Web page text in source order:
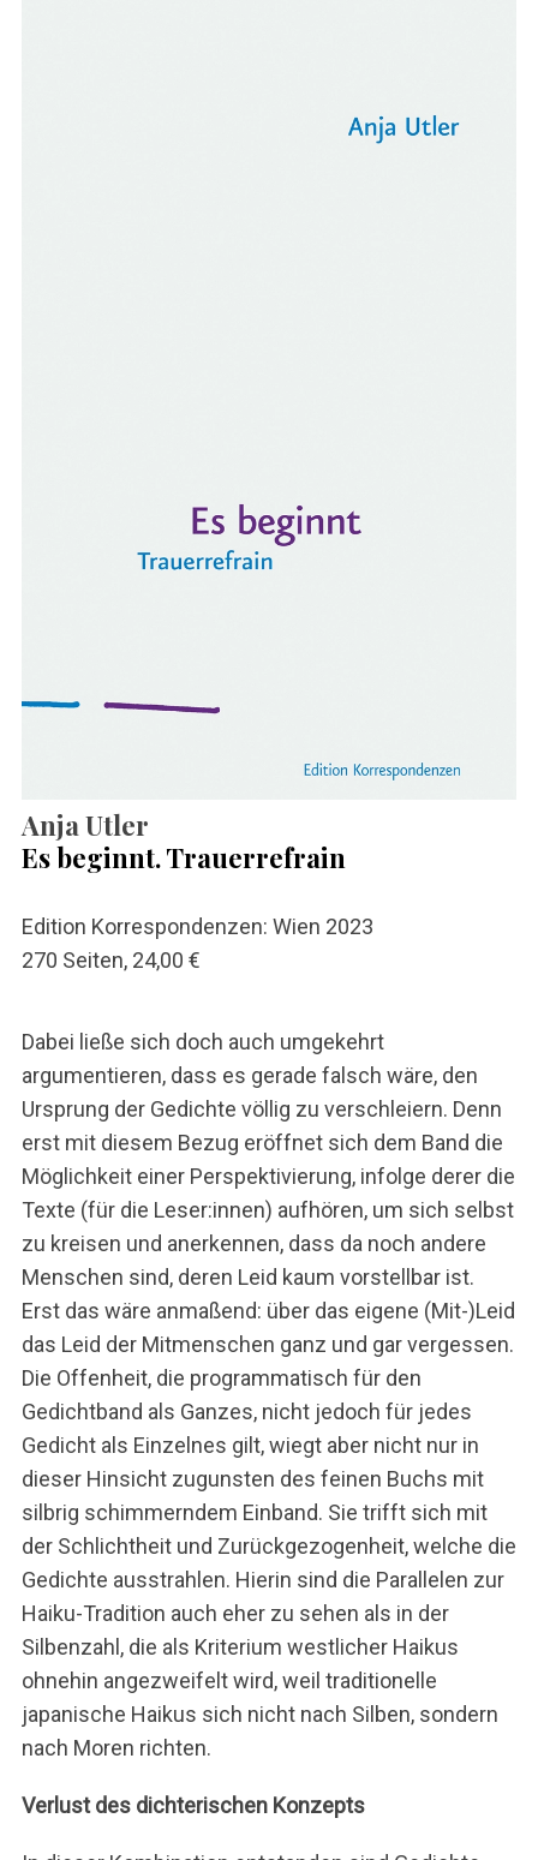
Anja Utler
Es beginnt. Trauerrefrain
Edition Korrespondenzen: Wien 2023
270 Seiten, 24,00 €
Dabei ließe sich doch auch umgekehrt
argumentieren, dass es gerade falsch wäre, den
Ursprung der Gedichte völlig zu verschleiern. Denn
erst mit diesem Bezug eröffnet sich dem Band die
Möglichkeit einer Perspektivierung, infolge derer die
Texte (für die Leser:innen) aufhören, um sich selbst
zu kreisen und anerkennen, dass da noch andere
Menschen sind, deren Leid kaum vorstellbar ist.
Erst das wäre anmaßend: über das eigene (Mit-)Leid
das Leid der Mitmenschen ganz und gar vergessen.
Die Offenheit, die programmatisch für den
Gedichtband als Ganzes, nicht jedoch für jedes
Gedicht als Einzelnes gilt, wiegt aber nicht nur in
dieser Hinsicht zugunsten des feinen Buchs mit
silbrig schimmerndem Einband. Sie trifft sich mit
der Schlichtheit und Zurückgezogenheit, welche die
Gedichte ausstrahlen. Hierin sind die Parallelen zur
Haiku-Tradition auch eher zu sehen als in der
Silbenzahl, die als Kriterium westlicher Haikus
ohnehin angezweifelt wird, weil traditionelle
japanische Haikus sich nicht nach Silben, sondern
nach Moren richten.
Verlust des dichterischen Konzepts
c
h
e
n
a
c
h
: